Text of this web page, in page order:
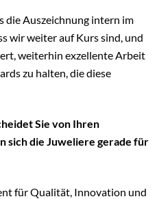
die Auszeichnung intern im
wir weiter auf Kurs sind, und
weiterhin exzellente Arbeit
zu halten, die diese
Sie von Ihren
sich die Juweliere gerade für
für Qualität, Innovation und